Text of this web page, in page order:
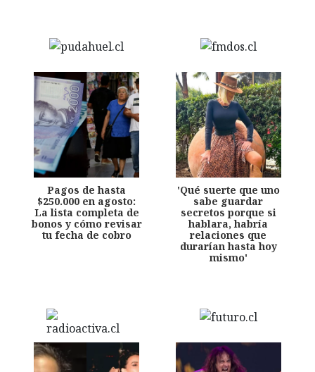
Pagos de hasta
$250.000 en agosto:
La lista completa de
bonos y cómo revisar
tu fecha de cobro
'Qué suerte que uno
sabe guardar
secretos porque si
hablara, habría
relaciones que
durarían hasta hoy
mismo'